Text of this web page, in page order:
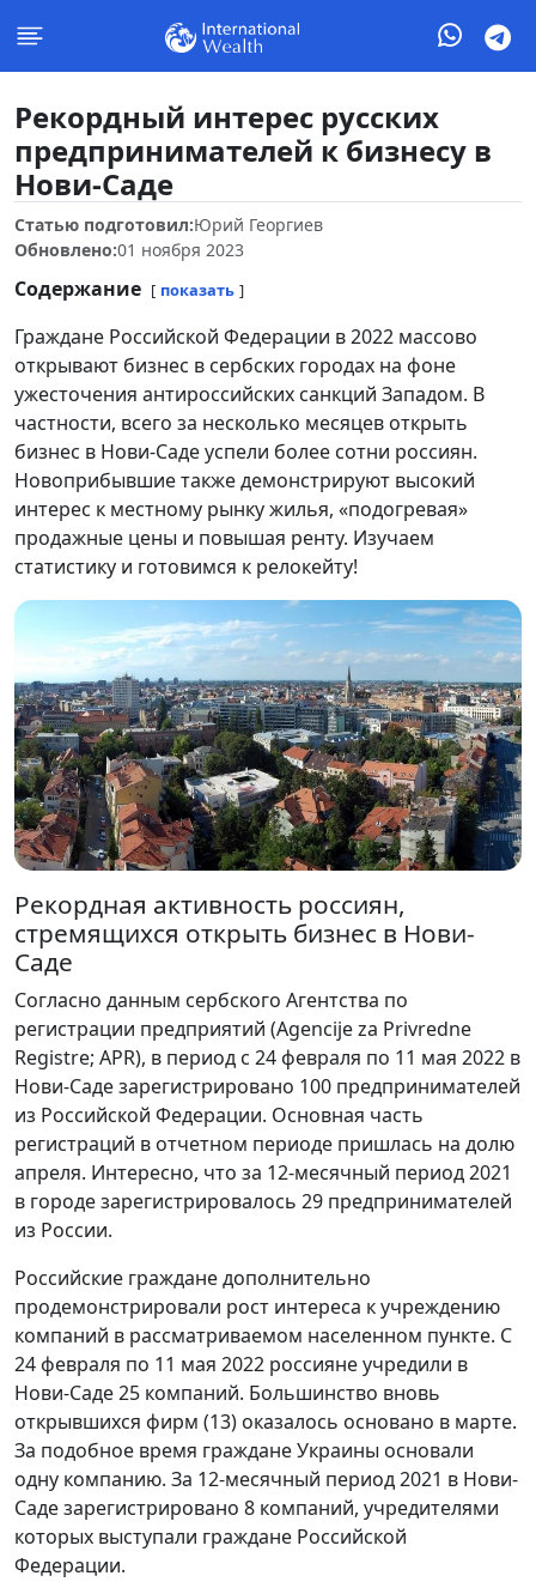
Рекордный интерес русских
предпринимателей к бизнесу в
Нови-Саде
Статью подготовил:Юрий Георгиев
Обновлено:01 ноября 2023
Содержание показать
Граждане Российской Федерации в 2022 массово
открывают бизнес в сербских городах на фоне
ужесточения антироссийских санкций Западом. В
частности, всего за несколько месяцев открыть
бизнес в Нови-Саде успели более сотни россиян.
Новоприбывшие также демонстрируют высокий
интерес к местному рынку жилья, «подогревая»
продажные цены и повышая ренту. Изучаем
статистику и готовимся к релокейту!
Рекордная активность россиян,
стремящихся открыть бизнес в Нови-
Саде
Согласно данным сербского Агентства по
регистрации предприятий (Agencije za Privredne
Registre; APR), в период с 24 февраля по 11 мая 2022 в
Нови-Саде зарегистрировано 100 предпринимателей
из Российской Федерации. Основная часть
регистраций в отчетном периоде пришлась на долю
апреля. Интересно, что за 12-месячный период 2021
в городе зарегистрировалось 29 предпринимателей
из России.
Российские граждане дополнительно
продемонстрировали рост интереса к учреждению
компаний в рассматриваемом населенном пункте. С
24 февраля по 11 мая 2022 россияне учредили в
Нови-Саде 25 компаний. Большинство вновь
открывшихся фирм (13) оказалось основано в марте.
За подобное время граждане Украины основали
одну компанию. За 12-месячный период 2021 в Нови-
Саде зарегистрировано 8 компаний, учредителями
которых выступали граждане Российской
Федерации.